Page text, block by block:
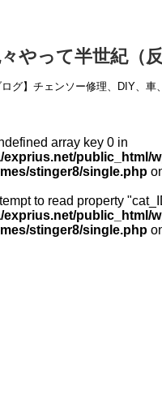
やって半世紀（反
ログ】チェンソー修理、DIY、車
array key 0 in
exprius.net/public_html/
stinger8/single.php
to read property
exprius.net/public_html/
stinger8/single.php